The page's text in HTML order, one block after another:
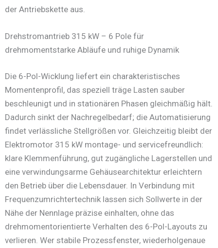
der Antriebskette aus.
Drehstromantrieb 315 kW – 6 Pole für
drehmomentstarke Abläufe und ruhige Dynamik
Die 6-Pol-Wicklung liefert ein charakteristisches
Momentenprofil, das speziell träge Lasten sauber
beschleunigt und in stationären Phasen gleichmäßig hält.
Dadurch sinkt der Nachregelbedarf; die Automatisierung
findet verlässliche Stellgrößen vor. Gleichzeitig bleibt der
Elektromotor 315 kW montage- und servicefreundlich:
klare Klemmenführung, gut zugängliche Lagerstellen und
eine verwindungsarme Gehäusearchitektur erleichtern
den Betrieb über die Lebensdauer. In Verbindung mit
Frequenzumrichtertechnik lassen sich Sollwerte in der
Nähe der Nennlage präzise einhalten, ohne das
drehmomentorientierte Verhalten des 6-Pol-Layouts zu
verlieren. Wer stabile Prozessfenster, wiederholgenaue